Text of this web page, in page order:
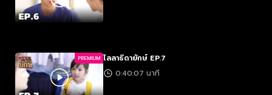
PREMIUM ไลลาธิดายักษ์ EP.7
0:40:07 นาที